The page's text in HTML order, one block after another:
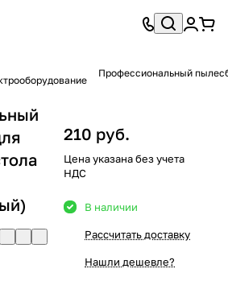
Профессиональный
210 руб.
Цена указана без учета
НДС
В наличии
Рассчитать доставку
Нашли дешевле?